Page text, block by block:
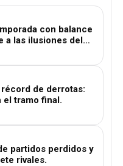
con balance
a las ilusiones del…
de derrotas:
el tramo final.
partidos perdidos y
rivales.